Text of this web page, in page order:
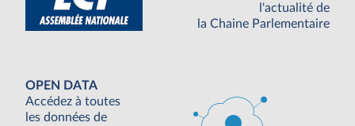
l'actualité de
la Chaine Parlementaire
OPEN DATA
Accédez à toutes
les données de